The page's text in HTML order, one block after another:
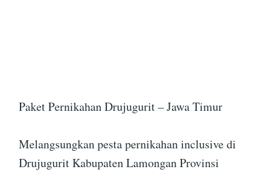
Paket Pernikahan Drujugurit – Jawa Timur
Melangsungkan pesta pernikahan inclusive di
Drujugurit Kabupaten Lamongan Provinsi